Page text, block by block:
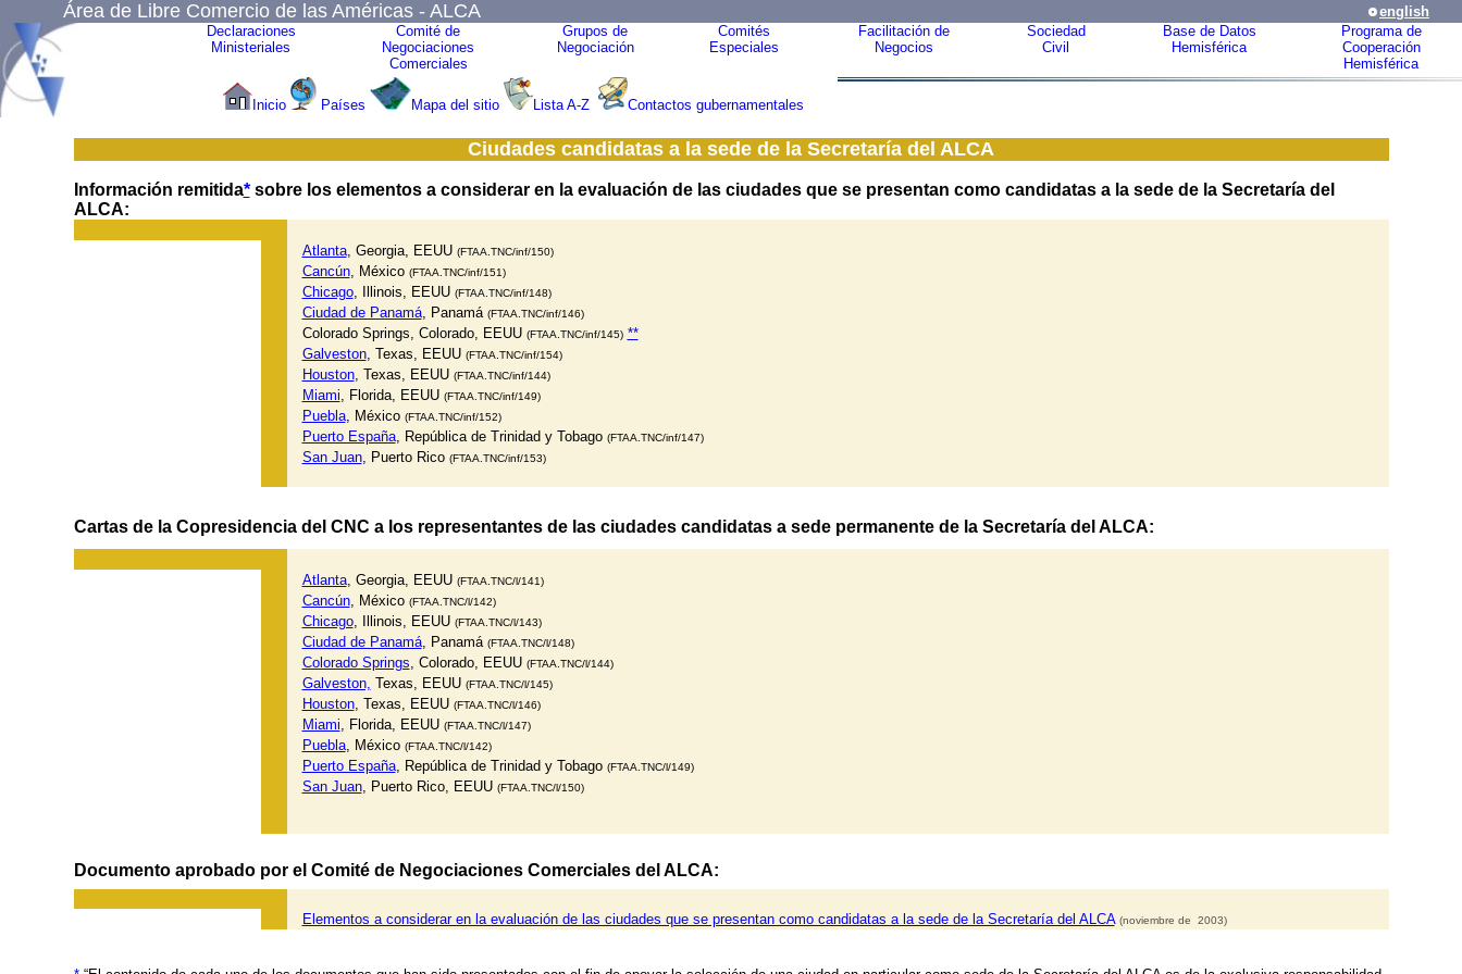
Área de Libre Comercio de las Américas - ALCA
english
Declaraciones
Ministeriales
Comité de
Negociaciones
Comerciales
Grupos de
Negociación
Comités
Especiales
Facilitación de
Negocios
Sociedad
Civil
Base de Datos
Hemisférica
Programa de
Cooperación
Hemisférica
Inicio Países Mapa del sitio Lista A-Z Contactos gubernamentales
Ciudades candidatas a la sede de la Secretaría del ALCA
Información remitida*sobre los elementos a considerar en la evaluación de las ciudades que se presentan como candidatas a la sede de la Secretaría del
ALCA:
Atlanta, Georgia, EEUU (FTAA.TNC/inf/150)
Cancún, México (FTAA.TNC/inf/151)
Chicago, Illinois, EEUU (FTAA.TNC/inf/148)
Ciudad de Panamá, Panamá (FTAA.TNC/inf/146)
Colorado Springs, Colorado, EEUU (FTAA.TNC/inf/145) **
Galveston, Texas, EEUU (FTAA.TNC/inf/154)
Houston, Texas, EEUU (FTAA.TNC/inf/144)
Miami, Florida, EEUU (FTAA.TNC/inf/149)
Puebla, México (FTAA.TNC/inf/152)
Puerto España, República de Trinidad y Tobago (FTAA.TNC/inf/147)
San Juan, Puerto Rico (FTAA.TNC/inf/153)
Cartas de la Copresidencia del CNC a los representantes de las ciudades candidatas a sede permanente de la Secretaría del ALCA:
Atlanta, Georgia, EEUU (FTAA.TNC/l/141)
Cancún, México (FTAA.TNC/l/142)
Chicago, Illinois, EEUU (FTAA.TNC/l/143)
Ciudad de Panamá, Panamá (FTAA.TNC/l/148)
Colorado Springs, Colorado, EEUU (FTAA.TNC/l/144)
Galveston, Texas, EEUU (FTAA.TNC/l/145)
Houston, Texas, EEUU (FTAA.TNC/l/146)
Miami, Florida, EEUU (FTAA.TNC/l/147)
Puebla, México (FTAA.TNC/l/142)
Puerto España, República de Trinidad y Tobago (FTAA.TNC/l/149)
San Juan, Puerto Rico, EEUU (FTAA.TNC/l/150)
Documento aprobado por el Comité de Negociaciones Comerciales del ALCA:
Elementos a considerar en la evaluación de las ciudades que se presentan como candidatas a la sede de la Secretaría del ALCA (noviembre de 2003)